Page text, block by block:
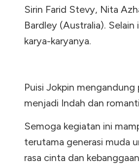
Sirin Farid Stevy, Nita
Bardley (Australia).
karya-karyanya.
Puisi Jokpin
menjadi Indah dan
Semoga kegiatan ini
terutama generasi muda
rasa cinta dan